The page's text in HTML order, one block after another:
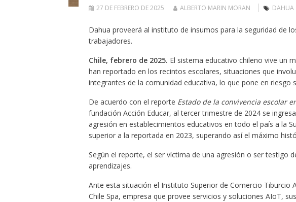
27 DE FEBRERO DE 2025 ALBERTO MARIN MORAN DAHUA
Dahua proveerá al instituto de insumos para la seguridad de
trabajadores.
Chile, febrero de 2025. El sistema educativo chileno vive un
han reportado en los recintos escolares, situaciones que
integrantes de la comunidad educativa, lo que pone en riesgo
De acuerdo con el reporte Estado de la convivencia escolar
fundación Acción Educar, al tercer trimestre de 2024 se
agresión en establecimientos educativos en todo el país a la
superior a la reportada en 2023, superando así el máximo
Según el reporte, el ser víctima de una agresión o ser testigo
aprendizajes.
Ante esta situación el Instituto Superior de Comercio Tiburcio
Chile Spa, empresa que provee servicios y soluciones AIoT,